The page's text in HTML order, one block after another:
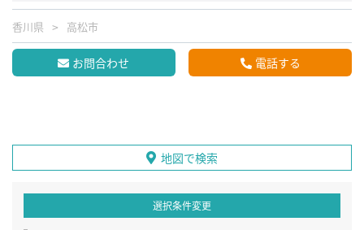
香川県 高松市
お問合わせ 電話する
地図で検索
選択条件変更